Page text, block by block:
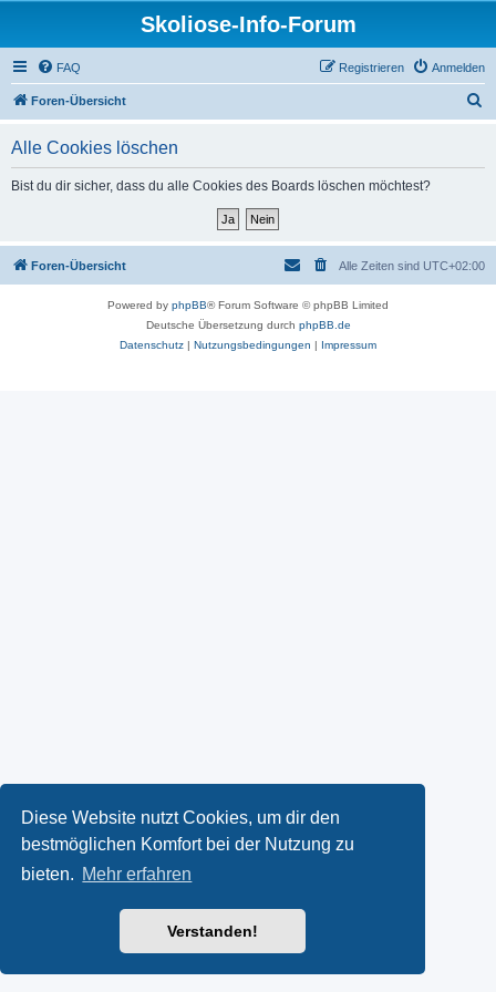
Diese Website nutzt Cookies, um dir den
bestmöglichen Komfort bei der Nutzung zu
bieten. Mehr erfahren
Verstanden!
Skoliose-Info-Forum
FAQ Anmelden
Registrieren
Foren-Übersicht
Alle Cookies löschen
Bist du dir sicher, dass du alle Cookies des Boards löschen möchtest?
Foren-Übersicht Alle Zeiten sind UTC+02:00
Powered by phpBB® Forum Software © phpBB Limited
Deutsche Übersetzung durch phpBB.de
Datenschutz | Nutzungsbedingungen | Impressum